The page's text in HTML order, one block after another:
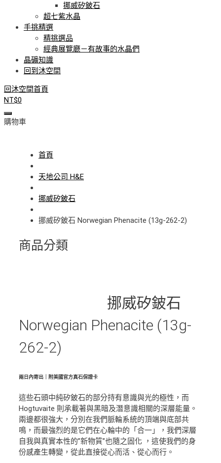
挪威矽鈹石
超七紫水晶
手挑精選
精挑選品
經典展覽廳－有故事的水晶們
晶礦知識
回到沐空間
回沐空間首頁
NT$0
購物車
首頁
天地公司 H&E
挪威矽鈹石
挪威矽鈹石 Norwegian Phenacite (13g-262-2)
商品分類
挪威矽鈹石
Norwegian Phenacite (13g-
262-2)
兩日內寄出｜附美國官方真石保證卡
這些石頭中純矽鈹石的部分持有意識與光的極性，而
Hogtuvaite 則承載著與黑暗及潛意識相關的深層能量。
兩邊都很強大，分別在我們脈輪系統的頂端與底部共
鳴，而最強烈的是它們在心輪中的「合一」，我們深層
自我與真實本性的”新物質”也隨之固化 ，這使我們的身
份感產生轉變，從此直接從心而活、從心而行。